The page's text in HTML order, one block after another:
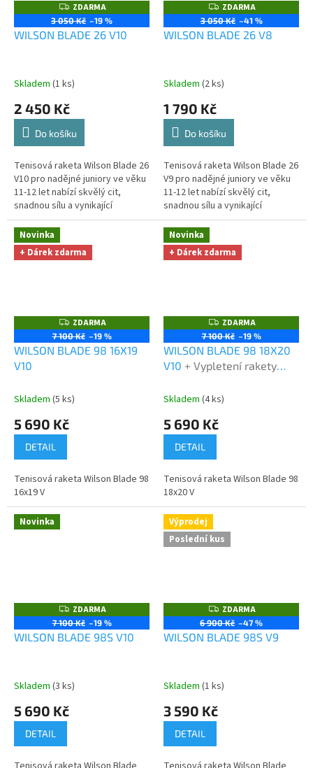
Z
D
A
R
ZDARMA
3 050 Kč –19 %
WILSON BLADE 26 V10
Skladem (1 ks)
2 450 Kč
Do košíku
Tenisová raketa Wilson Blade 26
V10 pro nadějné juniory ve věku
11-12 let nabízí skvělý cit,
snadnou sílu a vynikající
ovladatelnost.
Z
D
A
R
ZDARMA
3 050 Kč –41 %
WILSON BLADE 26 V8
Skladem (2 ks)
1 790 Kč
Do košíku
Tenisová raketa Wilson Blade 26
V9 pro nadějné juniory ve věku
11-12 let nabízí skvělý cit,
snadnou sílu a vynikající
ovladatelnost.
Novinka
+ Dárek zdarma
Z
D
A
R
ZDARMA
7 100 Kč –19 %
WILSON BLADE 98 16X19
V10
Skladem (5 ks)
5 690 Kč
DETAIL
Tenisová raketa Wilson Blade 98
16x19 V
Novinka
+ Dárek zdarma
Z
D
A
R
M
A
ZDARMA
7 100 Kč –19 %
WILSON BLADE 98 18X20
V10 + Vypletení rakety
Omotávka
Skladem (4 ks)
5 690 Kč
DETAIL
Tenisová raketa Wilson Blade 98
18x20 V
Novinka
Z
D
A
R
ZDARMA
7 100 Kč –19 %
WILSON BLADE 98S V10
Skladem (3 ks)
5 690 Kč
DETAIL
Výprodej
Poslední kus
Z
D
A
R
ZDARMA
6 900 Kč –47 %
WILSON BLADE 98S V9
Skladem (1 ks)
3 590 Kč
DETAIL